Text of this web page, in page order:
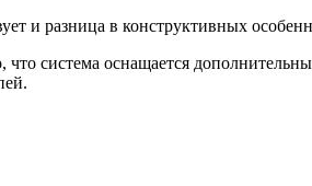
и разница в конструктивных
система оснащается